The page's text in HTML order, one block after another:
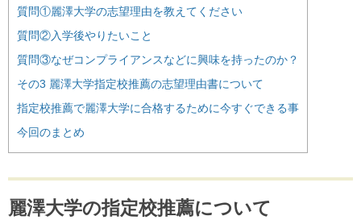
質問①麗澤大学の志望理由を教えてください
質問②入学後やりたいこと
質問③なぜコンプライアンスなどに興味を持ったのか？
その3 麗澤大学指定校推薦の志望理由書について
指定校推薦で麗澤大学に合格するために今すぐできる事
今回のまとめ
麗澤大学の指定校推薦について